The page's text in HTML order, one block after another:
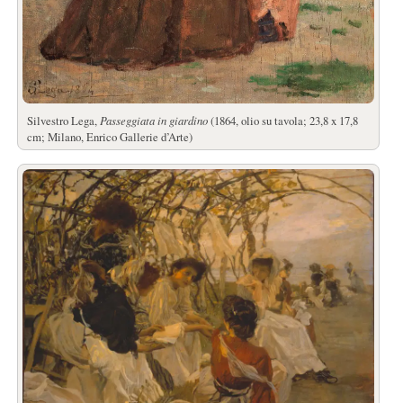
Silvestro Lega, Passeggiata in giardino(1864, olio su tavola; 23,8 x 17,8
cm; Milano, Enrico Gallerie d’Arte)